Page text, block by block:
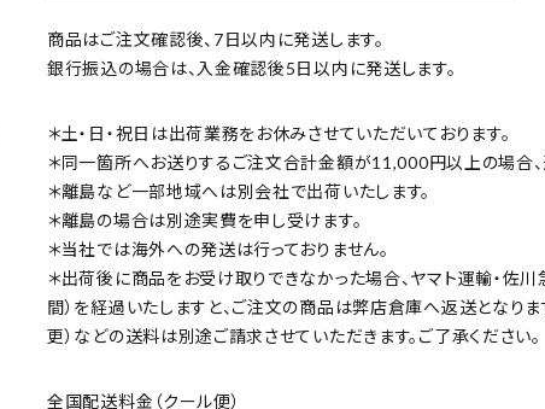
商品はご注文確認後、7日以内に発送します。
銀行振込の場合は、入金確認後5日以内に発送します。
＊土・日・祝日は出荷業務をお休みさせていただいております。
＊同一箇所へお送りするご注文合計金額が11,000円以上の場合、
＊離島など一部地域へは別会社で出荷いたします。
＊離島の場合は別途実費を申し受けます。
＊当社では海外への発送は行っておりません。
＊出荷後に商品をお受け取りできなかった場合、ヤマト運輸・佐川
間）を経過いたしますと、ご注文の商品は弊店倉庫へ返送となりま
更）などの送料は別途ご請求させていただきます。ご了承ください。
全国配送料金（クール便）